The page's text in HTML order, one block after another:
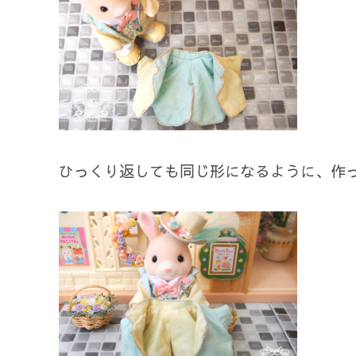
ひっくり返しても同じ形になるように、作